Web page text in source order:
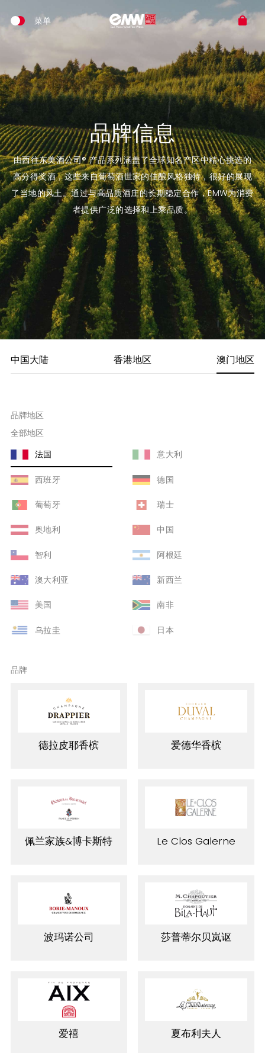
品牌信息
由西往东美酒公司® 产品系列涵盖了全球知名产区中精心挑选的
高分得奖酒，这些来自葡萄酒世家的佳酿风格独特，很好的展现
了当地的风土。通过与高品质酒庄的长期稳定合作，EMW为消费
者提供广泛的选择和上乘品质。
中国大陆 香港地区 澳门地区
品牌地区
全部地区
法国
意大利
西班牙 德国
葡萄牙 瑞士
奥地利 中国
智利 阿根廷
澳大利亚 新西兰
美国 南非
乌拉圭 日本
品牌
德拉皮耶香槟 爱德华香槟
佩兰家族&博卡斯特 Le Clos Galerne
波玛诺公司 莎普蒂尔贝岚讴
爱禧 夏布利夫人